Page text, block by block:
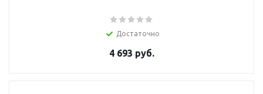
Достаточно
4 693 руб.